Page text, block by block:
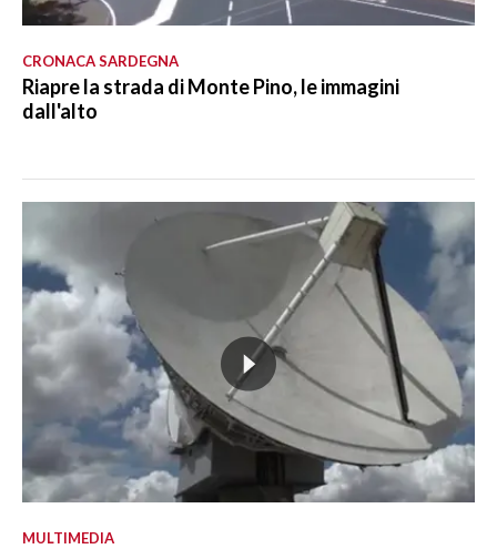
CRONACA SARDEGNA
Riapre la strada di Monte Pino, le immagini
dall'alto
MULTIMEDIA